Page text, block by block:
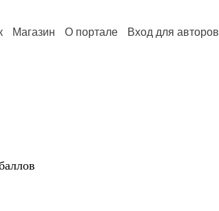
Магазин О портале Вход для авторов